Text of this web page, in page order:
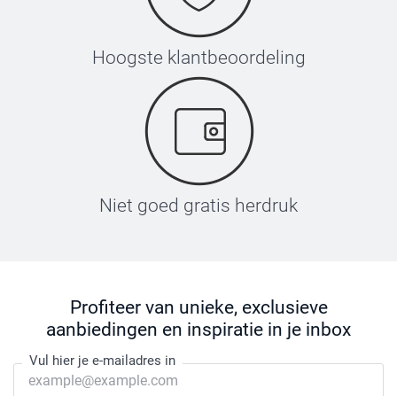
Hoogste klantbeoordeling
Niet goed gratis herdruk
Profiteer van unieke, exclusieve
aanbiedingen en inspiratie in je inbox
Vul hier je e-mailadres in